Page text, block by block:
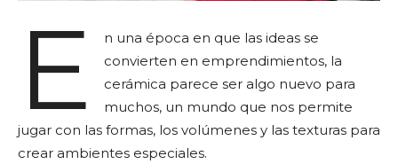
E
n una época en que las ideas se
convierten en emprendimientos, la
cerámica parece ser algo nuevo para
muchos, un mundo que nos permite
jugar con las formas, los volúmenes y las texturas para
crear ambientes especiales.